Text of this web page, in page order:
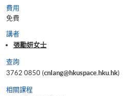
費用
免費
講者
張勵妍女士
查詢
3762 0850 (cnlang@hkuspace.hku.hk)
相關課程